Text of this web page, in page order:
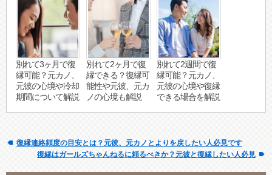
別れて3ヶ月で復
縁可能？元カノ、
元彼の心境や冷却
期間について解説
別れて2ヶ月で復
縁できる？復縁可
能性や元彼、元カ
ノの心境も解説
別れて2週間で復
縁可能？元カノ、
元彼の心境や復縁
できる場合を解説
復縁連絡頻度の目安とは？元彼、元カノとよりを戻したい人必見です
復縁はガールズちゃんねるに頼るべきか？元彼と復縁したい人必見